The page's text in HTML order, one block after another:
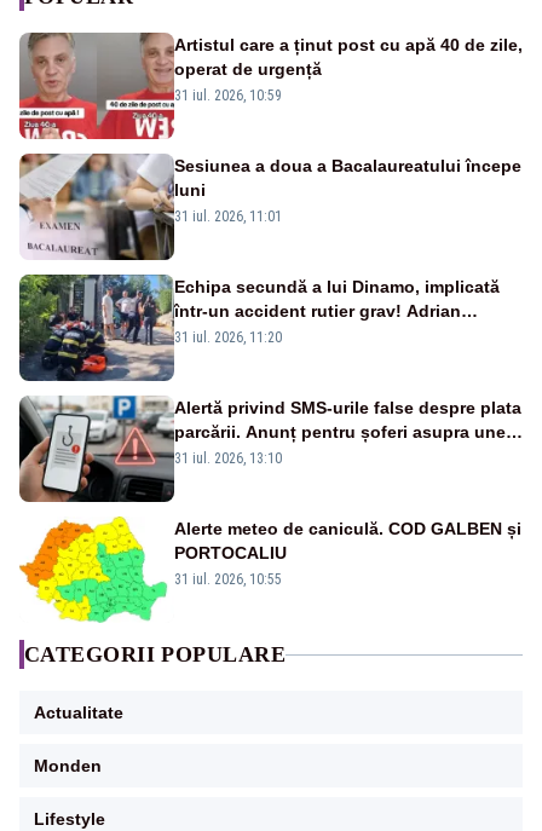
Artistul care a ținut post cu apă 40 de zile,
operat de urgență
31 iul. 2026, 10:59
Sesiunea a doua a Bacalaureatului începe
luni
31 iul. 2026, 11:01
Echipa secundă a lui Dinamo, implicată
într-un accident rutier grav! Adrian
Ropotan a fost resuscitat
31 iul. 2026, 11:20
Alertă privind SMS-urile false despre plata
parcării. Anunț pentru șoferi asupra unei
noi metode de fraudă online
31 iul. 2026, 13:10
Alerte meteo de caniculă. COD GALBEN și
PORTOCALIU
31 iul. 2026, 10:55
CATEGORII POPULARE
Actualitate
Monden
Lifestyle